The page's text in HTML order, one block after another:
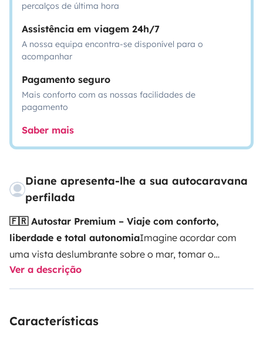
percalços de última hora
Assistência em viagem 24h/7
A nossa equipa encontra-se disponível para o
acompanhar
Pagamento seguro
Mais conforto com as nossas facilidades de
pagamento
Saber mais
Diane apresenta-lhe a sua autocaravana
perfilada
🇫🇷 Autostar Premium – Viaje com conforto,
liberdade e total autonomiaImagine acordar com
uma vista deslumbrante sobre o mar, tomar o
pequeno-almoço rodeado pela natureza e partir para
uma nova aventura sem horários nem limitações. É
Premium, de fabrico francês, lhe
Ver a descrição
Características